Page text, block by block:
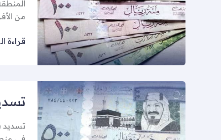
من
قراءة
تسديد
قروض